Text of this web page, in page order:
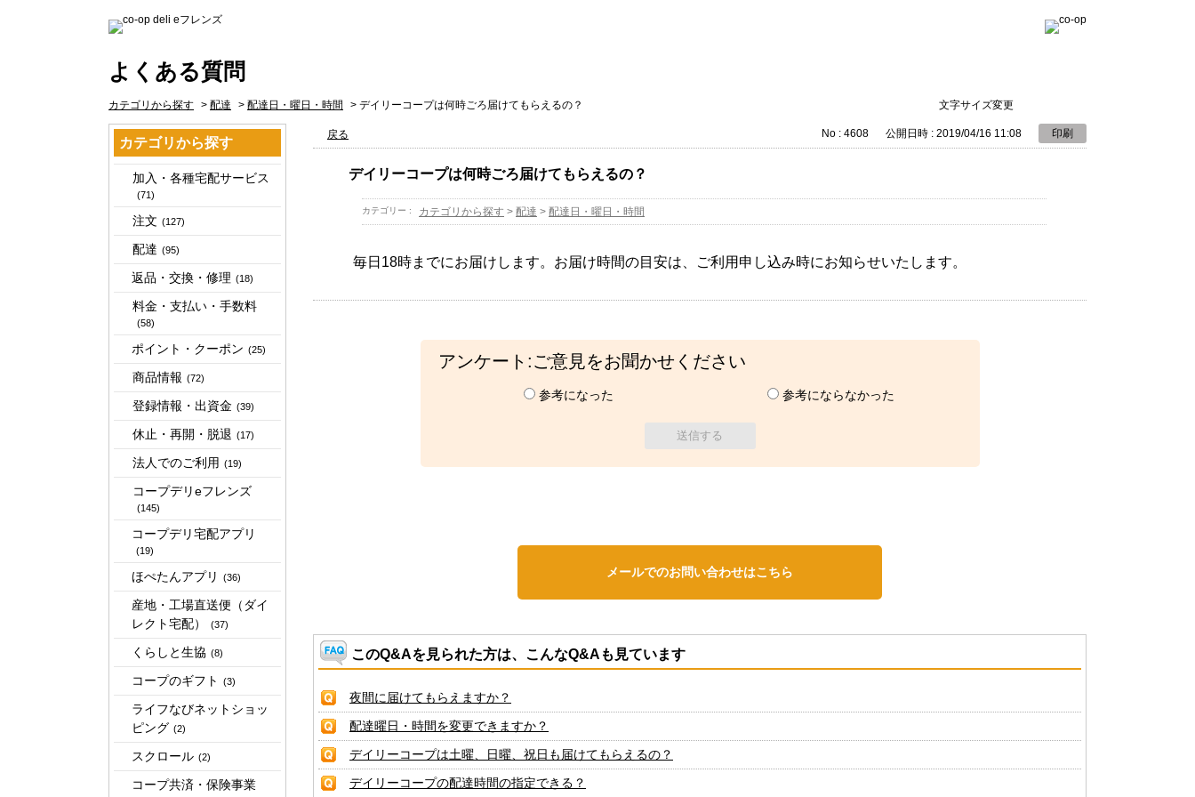
よくある質問
文字サイズ変更
カテゴリから探す > 配達 > 配達日・曜日・時間 > デイリーコープは何時ごろ届けてもらえるの？
カテゴリから探す
加入・各種宅配サービス
(71)
注文 (127)
配達 (95)
返品・交換・修理 (18)
料金・支払い・手数料
(58)
ポイント・クーポン (25)
商品情報 (72)
登録情報・出資金 (39)
休止・再開・脱退 (17)
法人でのご利用 (19)
コープデリeフレンズ
(145)
コープデリ宅配アプリ
(19)
ほぺたんアプリ (36)
産地・工場直送便（ダイ
レクト宅配）
(37)
くらしと生協 (8)
コープのギフト (3)
ライフなびネットショッ
ピング (2)
スクロール (2)
コープ共済・保険事業
戻る No : 4608 公開日時 : 2019/04/16 11:08 印刷
デイリーコープは何時ごろ届けてもらえるの？
カテゴリー : カテゴリから探す > 配達 > 配達日・曜日・時間
毎日18時までにお届けします。お届け時間の目安は、ご利用申し込み時にお知らせいたします。
アンケート:ご意見をお聞かせください
参考になった 参考にならなかった
メールでのお問い合わせはこちら
このQ&Aを見られた方は、こんなQ&Aも見ています
夜間に届けてもらえますか？
配達曜日・時間を変更できますか？
デイリーコープは土曜、日曜、祝日も届けてもらえるの？
デイリーコープの配達時間の指定できる？